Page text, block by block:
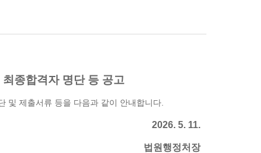
종합격자 명단 등 공고
및 제출서류 등을 다음과 같이 안내합니다.
2026. 5. 11.
법원행정처장